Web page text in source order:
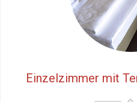
Einzelzimmer mit